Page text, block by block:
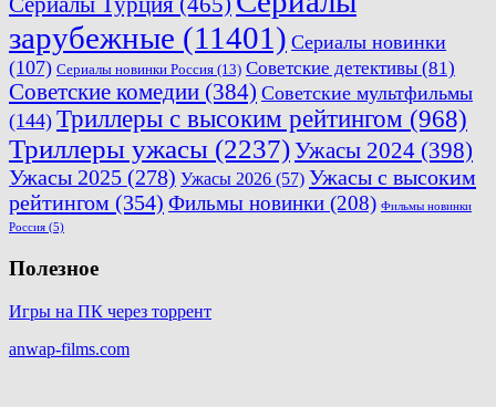
зарубежные (11401) Сериалы новинки
(107) Сериалы новинки Россия (13) Советские детективы (81)
Советские комедии (384) Советские мультфильмы
(144) Триллеры с высоким рейтингом (968)
Триллеры ужасы (2237)Ужасы 2024 (398)
Ужасы 2025 (278) Ужасы 2026 (57) Ужасы с высоким
рейтингом (354) Фильмы новинки (208) Фильмы новинки
Россия (5)
Полезное
Игры на ПК через торрент
anwap-films.com